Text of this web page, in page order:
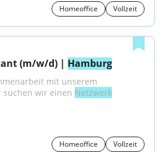
Homeoffice Vollzeit
(m/w/d) | Hamburg
mit unserem
suchen wir einen Netzwerk
Homeoffice Vollzeit